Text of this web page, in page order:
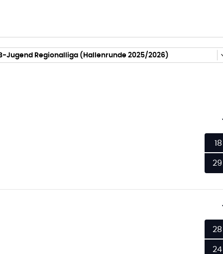
Jugend Regionalliga (Hallenrunde 2025/2026)
18
29
28
24